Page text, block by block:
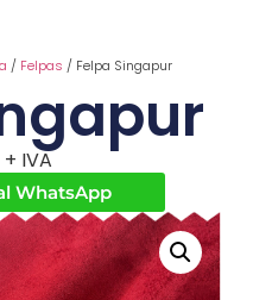
/ Felpas / Felpa Singapur
+ IVA
WhatsApp